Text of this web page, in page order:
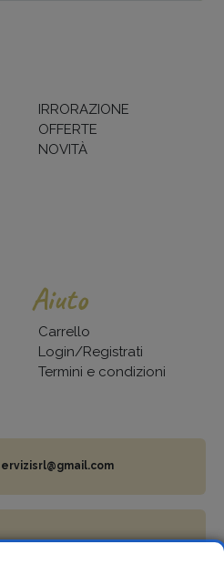
IRRORAZIONE
OFFERTE
NOVITÀ
Aiuto
Carrello
Login/Registrati
Termini e condizioni